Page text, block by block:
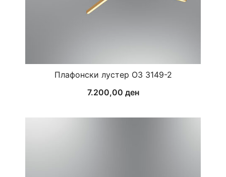
Плафонски лустер ОЗ 3149-2
7.200,00 ден